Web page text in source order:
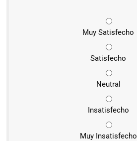
Muy Satisfecho
Satisfecho
Neutral
Insatisfecho
Muy Insatisfecho